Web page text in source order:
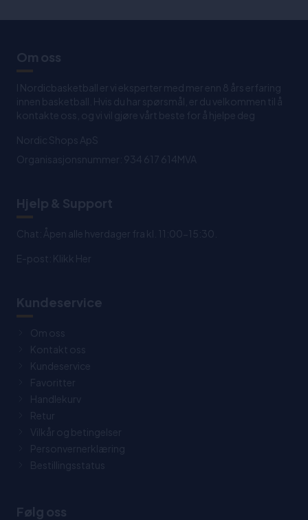
Om oss
I Nordicbasketball er vi eksperter med mer enn 8 års erfaring
innen basketball. Hvis du har spørsmål, er du velkommen til å
kontakte oss, og vi vil gjøre vårt beste for å hjelpe deg
Nordic Shops ApS
Organisasjonsnummer: 934 617 614MVA
Hjelp & Support
Chat: Åpen alle hverdager fra kl. 11:00-15:30.
E-post: Klikk Her
Kundeservice
Om oss
Kontakt oss
Kundeservice
Favoritter
Handlekurv
Retur
Vilkår og betingelser
Personvernerklæring
Bestillingsstatus
Følg oss